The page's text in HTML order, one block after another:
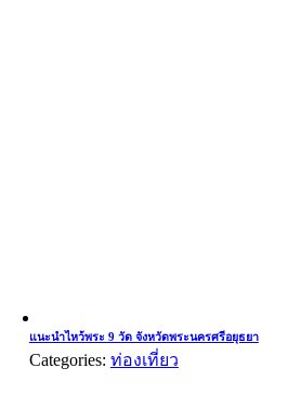
แนะนำไหว้พระ 9 วัด จังหวัดพระนครศรีอยุธยา
Categories: ท่องเที่ยว